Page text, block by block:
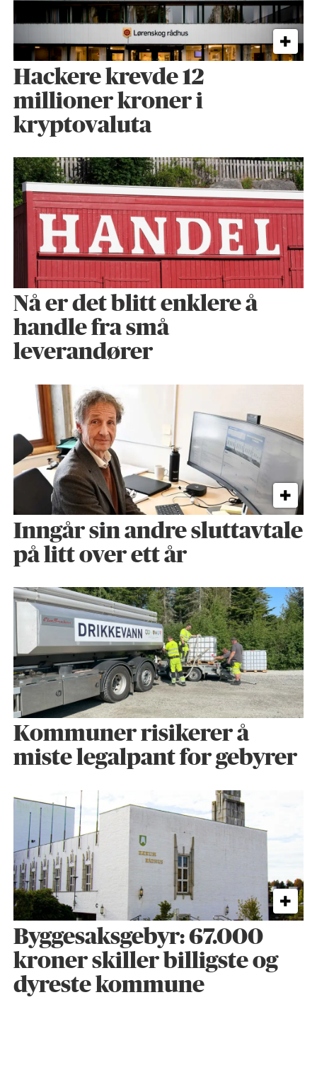
Hackere krevde 12
millioner kroner i
kryptovaluta
Nå er det blitt enklere å
handle fra små
leverandører
Inngår sin andre sluttavtale
på litt over ett år
Kommuner risikerer å
miste legalpant for gebyrer
Byggesaks­gebyr: 67.000
kroner skiller billigste og
dyreste kommune